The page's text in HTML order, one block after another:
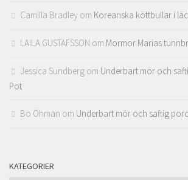
Camilla Bradley om Koreanska köttbullar i
LAILA GUSTAFSSON om Mormor Marias
Jessica Sundberg om Underbart mör och
Pot
Bo Öhman om Underbart mör och saftig
KATEGORIER